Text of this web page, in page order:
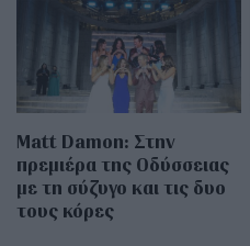
Matt Damon: Στην
πρεμιέρα της Οδύσσειας
με τη σύζυγο και τις δυο
τους κόρες